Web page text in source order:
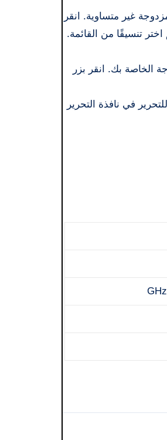
مزدوجة غير متساوية. انقر
360 درجة في المخطط الزمني، واختر فيديو بنطاق 360 درجة، ثم اختر تنسيقًا من القائمة.
درجة جديد: يمكنك إضافة وتحرير عناوين وكائنات 360 درجة في مشاريع الفيديو 360 درجة الخاصة بك. انقر بزر
الإطارات الرئيسية للتحرير في نافذة التحرير